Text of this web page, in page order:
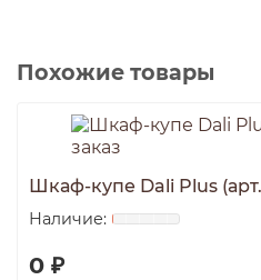
Похожие товары
Шкаф-купе Dali Plus
0 ₽